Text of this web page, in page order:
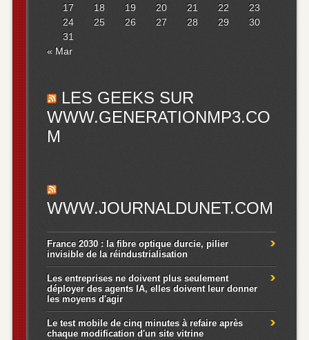
17
18 19 20 21 22
23
24
25 26 27 28 29
30
31
« Mar
LES GEEKS SUR
WWW.GENERATIONMP3.CO
M
WWW.JOURNALDUNET.COM
France 2030 : la fibre optique durcie, pilier
invisible de la réindustrialisation
Les entreprises ne doivent plus seulement
déployer des agents IA, elles doivent leur donner
les moyens d'agir
Le test mobile de cinq minutes à refaire après
chaque modification d'un site vitrine